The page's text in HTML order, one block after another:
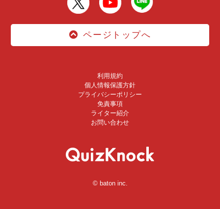
ページトップへ
利用規約
個人情報保護方針
プライバシーポリシー
免責事項
ライター紹介
お問い合わせ
© baton inc.